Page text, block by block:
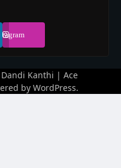
Kanthi | Ace
by WordPress.